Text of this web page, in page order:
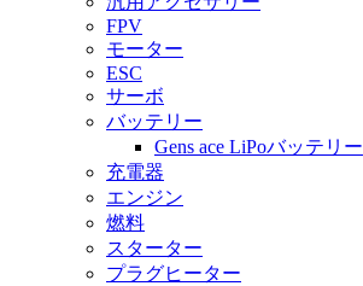
FPV
モーター
ESC
サーボ
バッテリー
Gens ace LiPoバッテリー
充電器
エンジン
燃料
スターター
プラグヒーター